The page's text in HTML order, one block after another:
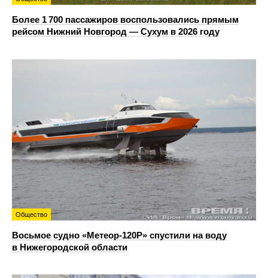
Более 1 700 пассажиров воспользовались прямым
рейсом Нижний Новгород — Сухум в 2026 году
Общество
Восьмое судно «Метеор-120Р» спустили на воду
в Нижегородской области